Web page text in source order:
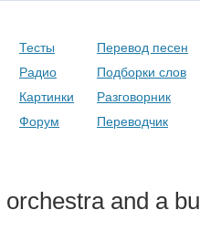
Тесты
Радио
Картинки
Форум
Перевод песен
Подборки слов
Разговорник
Переводчик
orchestra and a bull